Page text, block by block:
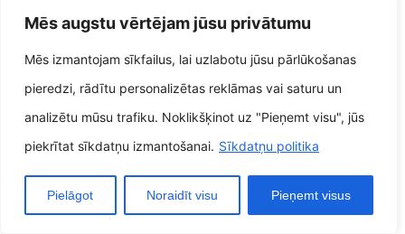
Mēs augstu vērtējam jūsu privātumu
Mēs izmantojam sīkfailus, lai uzlabotu jūsu pārlūkošanas
pieredzi, rādītu personalizētas reklāmas vai saturu un
analizētu mūsu trafiku. Noklikšķinot uz "Pieņemt visu", jūs
piekrītat sīkdatņu izmantošanai. Sīkdatņu politika
Pielāgot Noraidīt visu Pieņemt visus
Vieglums
Tieša lietošana
J: Kādi ir Wi-Fi tehnoloģiju neveiksmes?
Wi-Fi tehnoloģiju neveiksmes satur:
Rūpes attiecībā uz drošību